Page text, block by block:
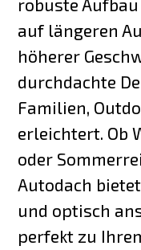
robuste
auf längeren
höherer
durchdachte
Familien,
erleichtert. Ob
oder
Autodach
und optisch
perfekt zu